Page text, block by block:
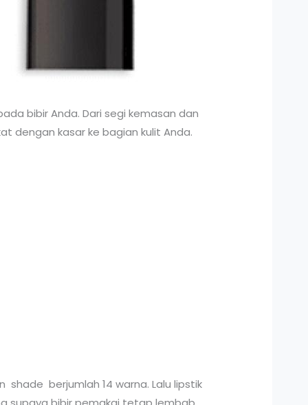
bibir Anda. Dari segi kemasan dan
dengan kasar ke bagian kulit Anda.
berjumlah 14 warna. Lalu lipstik